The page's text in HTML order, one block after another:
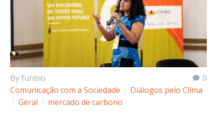
0
By funbio
Comunicação com a Sociedade
Diálogos pelo Clima
Geral
mercado de carbono